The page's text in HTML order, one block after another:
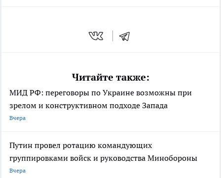
Читайте также:
МИД РФ: переговоры по Украине возможны при
зрелом и конструктивном подходе Запада
Вчера
Путин провел ротацию командующих
группировками войск и руководства Минобороны
Вчера